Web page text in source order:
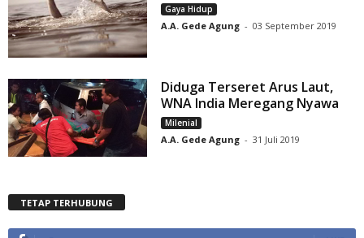
Gaya Hidup
A.A. Gede Agung - 03 September 2019
Diduga Terseret Arus Laut,
WNA India Meregang Nyawa
Milenial
A.A. Gede Agung - 31 Juli 2019
TETAP TERHUBUNG